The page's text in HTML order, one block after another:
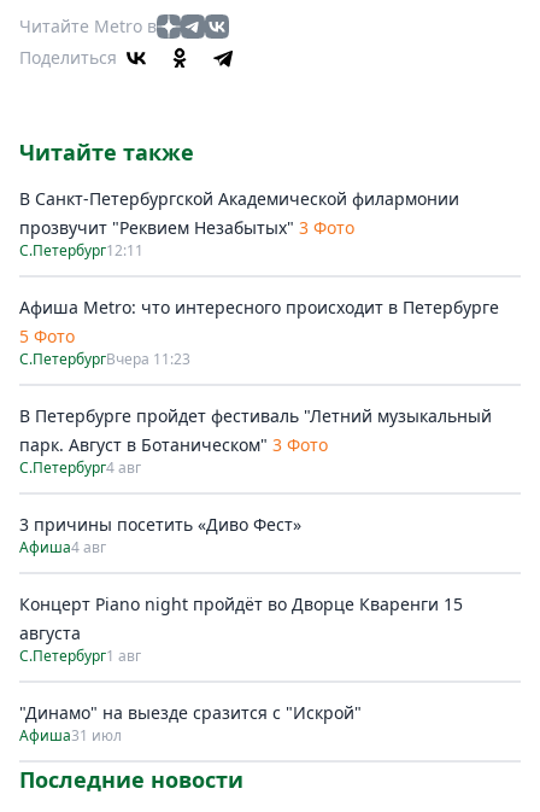
Читайте Metro в
Поделиться
Читайте также
В Санкт-Петербургской Академической филармонии
прозвучит "Реквием Незабытых" 3 Фото
С.Петербург12:11
Афиша Metro: что интересного происходит в Петербурге
5 Фото
С.ПетербургВчера 11:23
В Петербурге пройдет фестиваль "Летний музыкальный
парк. Август в Ботаническом" 3 Фото
С.Петербург4 авг
3 причины посетить «Диво Фест»
Афиша4 авг
Концерт Piano night пройдёт во Дворце Кваренги 15
августа
С.Петербург1 авг
"Динамо" на выезде сразится с "Искрой"
Афиша31 июл
Последние новости